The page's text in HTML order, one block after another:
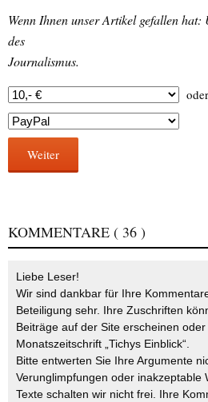
Wenn Ihnen unser Artikel gefallen hat:
des
Journalismus.
oder
Weiter
KOMMENTARE ( 36 )
Liebe Leser!
Wir sind dankbar für Ihre
Beteiligung sehr. Ihre Zuschriften
Beiträge auf der Site erscheinen
Monatszeitschrift „Tichys Einblick“.
Bitte entwerten Sie Ihre Argumente
Verunglimpfungen oder inakzeptable
Texte schalten wir nicht frei. Ihre